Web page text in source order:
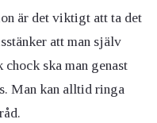
är det viktigt att ta det
att man själv
ska man genast
Man kan alltid ringa